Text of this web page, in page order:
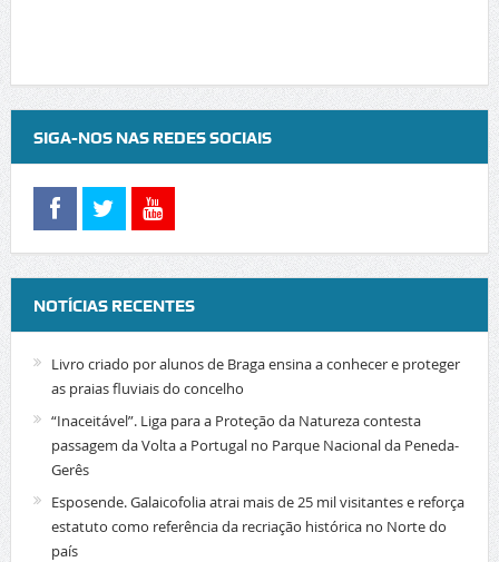
SIGA-NOS NAS REDES SOCIAIS
NOTÍCIAS RECENTES
Livro criado por alunos de Braga ensina a conhecer e proteger
as praias fluviais do concelho
“Inaceitável”. Liga para a Proteção da Natureza contesta
passagem da Volta a Portugal no Parque Nacional da Peneda-
Gerês
Esposende. Galaicofolia atrai mais de 25 mil visitantes e reforça
estatuto como referência da recriação histórica no Norte do
país